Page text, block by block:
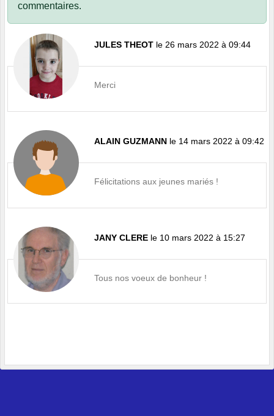
commentaires.
JULES THEOT le 26 mars 2022 à 09:44
Merci
ALAIN GUZMANN le 14 mars 2022 à 09:42
Félicitations aux jeunes mariés !
JANY CLERE le 10 mars 2022 à 15:27
Tous nos voeux de bonheur !